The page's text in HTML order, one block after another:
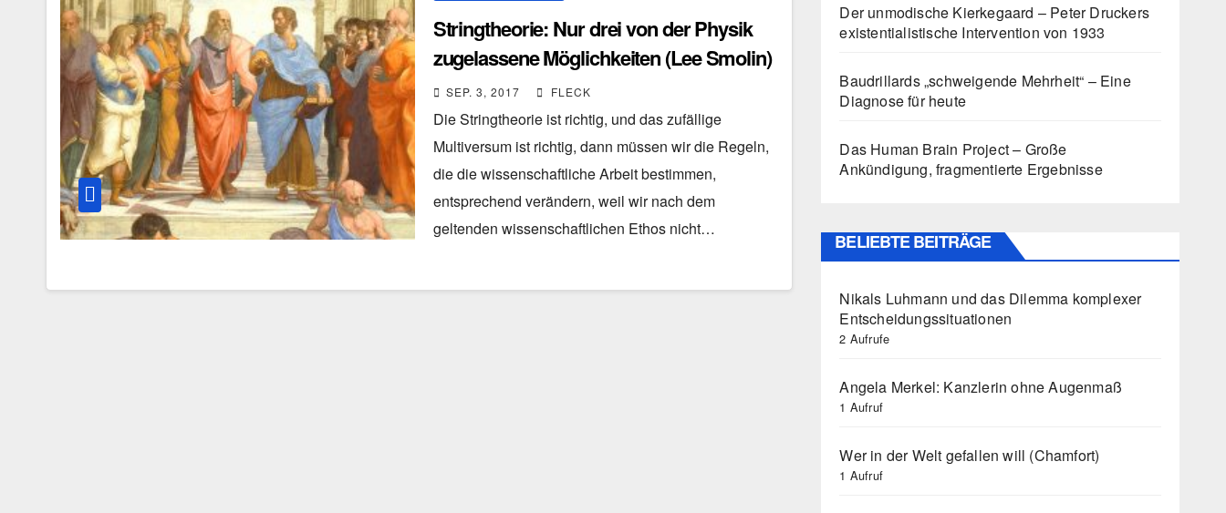
Stringtheorie: Nur drei von der Physik
zugelassene Möglichkeiten (Lee Smolin)
SEP. 3, 2017 FLECK
Die Stringtheorie ist richtig, und das zufällige
Multiversum ist richtig, dann müssen wir die Regeln,
die die wissenschaftliche Arbeit bestimmen,
entsprechend verändern, weil wir nach dem
geltenden wissenschaftlichen Ethos nicht…
Der unmodische Kierkegaard – Peter Druckers
existentialistische Intervention von 1933
Baudrillards „schweigende Mehrheit“ – Eine
Diagnose für heute
Das Human Brain Project – Große
Ankündigung, fragmentierte Ergebnisse
BELIEBTE BEITRÄGE
Nikals Luhmann und das Dilemma komplexer
Entscheidungssituationen
2 Aufrufe
Angela Merkel: Kanzlerin ohne Augenmaß
1 Aufruf
Wer in der Welt gefallen will (Chamfort)
1 Aufruf